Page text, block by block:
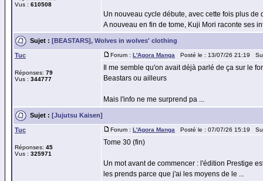
Vus : 610508
Un nouveau cycle débute, avec cette fois plus
A nouveau en fin de tome, Kuji Mori raconte ses
Sujet : [BEASTARS], Wolves in wolves' clothing
Tuc
Réponses: 79
Vus : 344777
Forum : L'Agora Manga Posté le : 13/07/26 21:19
Il me semble qu'on avait déjà parlé de ça sur le
Beastars ou ailleurs
Mais l'info ne me surprend pa ...
Sujet : [Jujutsu Kaisen]
Tuc
Réponses: 45
Vus : 325971
Forum : L'Agora Manga Posté le : 07/07/26 15:19
Tome 30 (fin)
Un mot avant de commencer : l'édition Prestige
les prends parce que j'ai les moyens de le ...